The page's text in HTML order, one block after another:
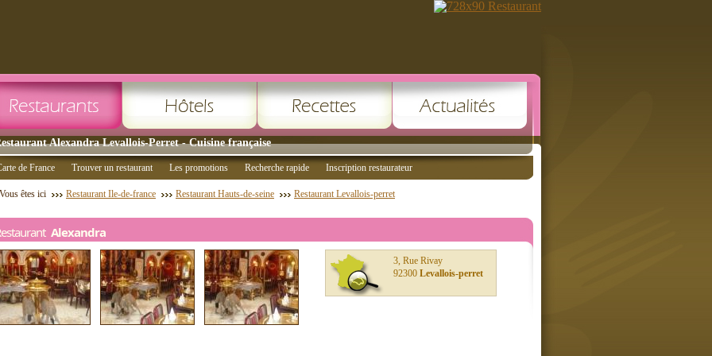
Alexandra Levallois-Perret - Cuisine française
de France Trouver un restaurant Les promotions Recherche rapide Inscription restaurateur
Vous êtes ici Restaurant Ile-de-france Restaurant Hauts-de-seine Restaurant Levallois-perret
Alexandra
3, Rue Rivay
92300 Levallois-perret